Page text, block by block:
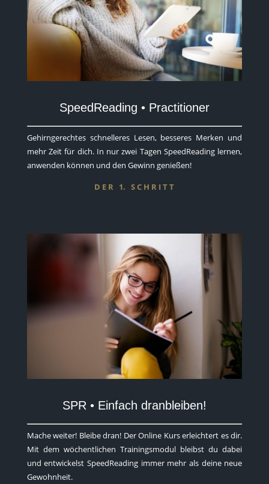
SpeedReading • Practitioner
​Gehirngerechtes schnelleres Lesen, besseres Merken und
mehr Zeit für dich. In nur zwei Tagen SpeedReading lernen,
anwenden können und den Gewinn genießen!
D E R 1. S C H R I T T
SPR • Einfach dranbleiben!
Mache weiter! Bleibe dran! Der Online Kurs erleichtert es dir.
Mit dem wöchentlichen Trainingsmodul bleibst du dabei
und entwickelst SpeedReading immer mehr als deine neue
Gewohnheit.